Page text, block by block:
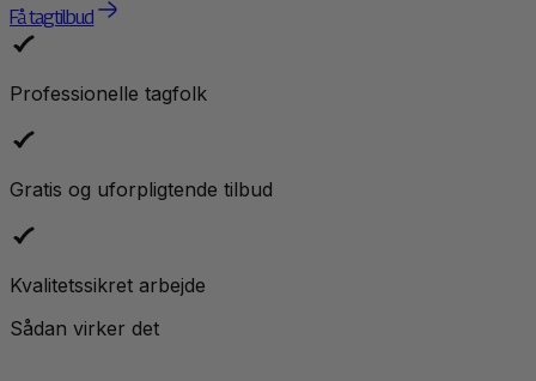
Få tagtilbud
Professionelle tagfolk
Gratis og uforpligtende tilbud
Kvalitetssikret arbejde
Sådan virker det